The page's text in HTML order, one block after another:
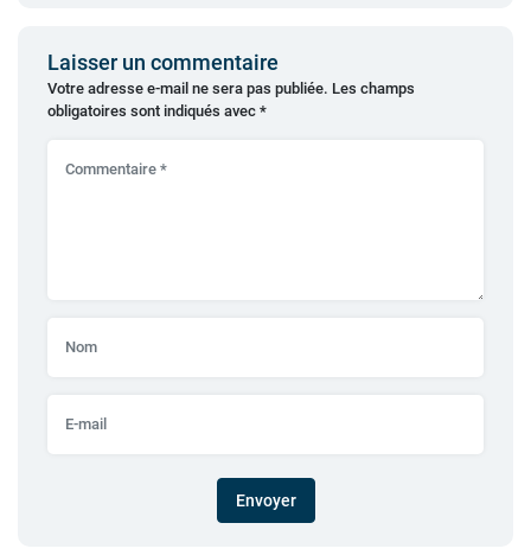
Laisser un commentaire
Votre adresse e-mail ne sera pas publiée. Les champs
obligatoires sont indiqués avec *
Envoyer